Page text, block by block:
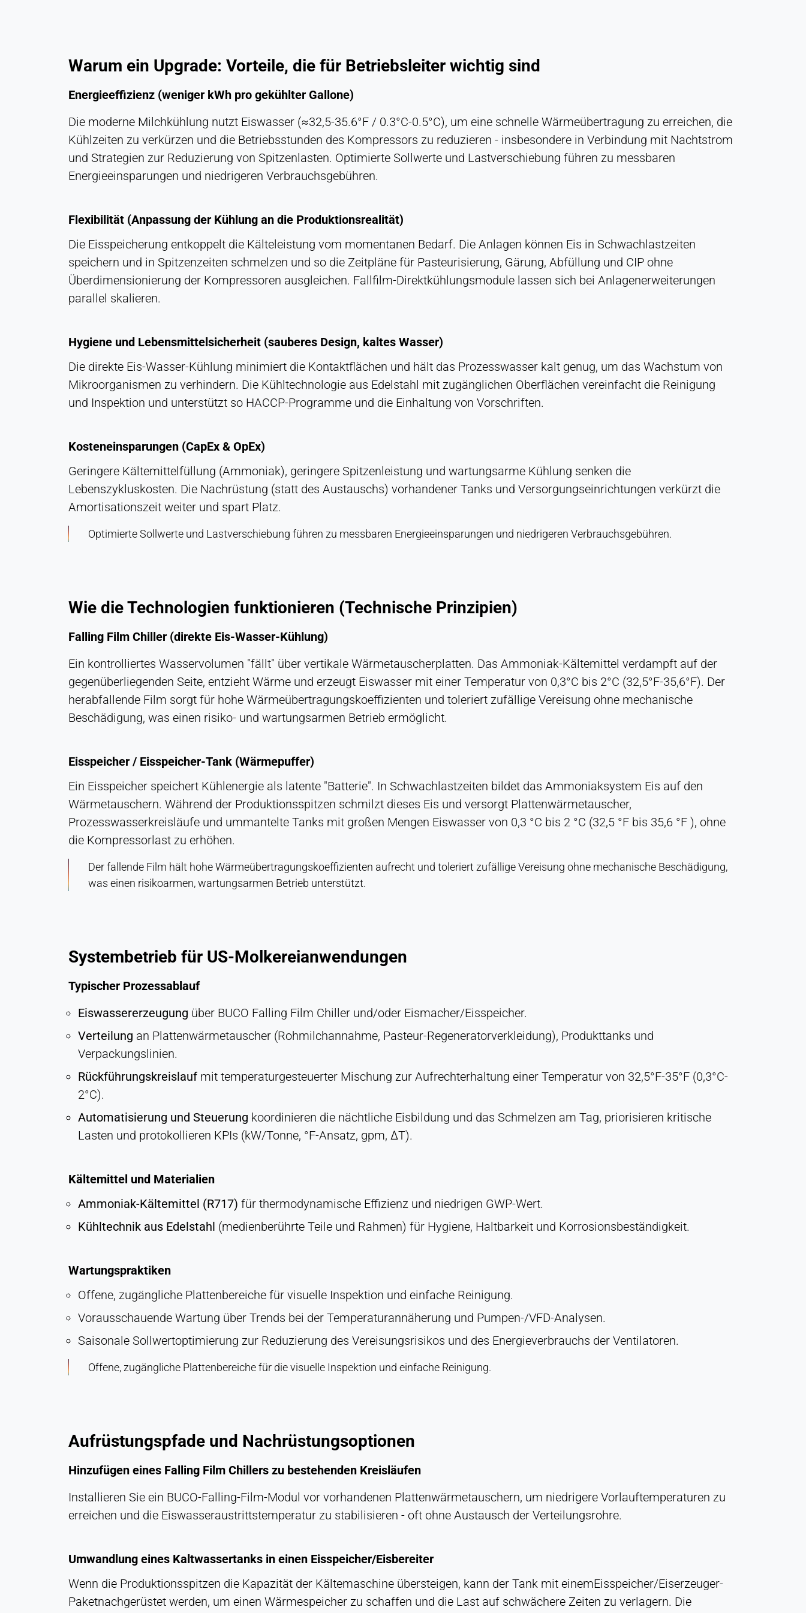
Warum ein Upgrade: Vorteile, die für Betriebsleiter wichtig sind
Energieeffizienz (weniger kWh pro gekühlter Gallone)
Die moderne Milchkühlung nutzt Eiswasser (≈32,5-35.6°F / 0.3°C-0.5°C), um eine schnelle Wärmeübertragung zu erreichen, die
Kühlzeiten zu verkürzen und die Betriebsstunden des Kompressors zu reduzieren - insbesondere in Verbindung mit Nachtstrom
und Strategien zur Reduzierung von Spitzenlasten. Optimierte Sollwerte und Lastverschiebung führen zu messbaren
Energieeinsparungen und niedrigeren Verbrauchsgebühren.
Flexibilität (Anpassung der Kühlung an die Produktionsrealität)
Die Eisspeicherung entkoppelt die Kälteleistung vom momentanen Bedarf. Die Anlagen können Eis in Schwachlastzeiten
speichern und in Spitzenzeiten schmelzen und so die Zeitpläne für Pasteurisierung, Gärung, Abfüllung und CIP ohne
Überdimensionierung der Kompressoren ausgleichen. Fallfilm-Direktkühlungsmodule lassen sich bei Anlagenerweiterungen
parallel skalieren.
Hygiene und Lebensmittelsicherheit (sauberes Design, kaltes Wasser)
Die direkte Eis-Wasser-Kühlung minimiert die Kontaktflächen und hält das Prozesswasser kalt genug, um das Wachstum von
Mikroorganismen zu verhindern. Die Kühltechnologie aus Edelstahl mit zugänglichen Oberflächen vereinfacht die Reinigung
und Inspektion und unterstützt so HACCP-Programme und die Einhaltung von Vorschriften.
Kosteneinsparungen (CapEx & OpEx)
Geringere Kältemittelfüllung (Ammoniak), geringere Spitzenleistung und wartungsarme Kühlung senken die
Lebenszykluskosten. Die Nachrüstung (statt des Austauschs) vorhandener Tanks und Versorgungseinrichtungen verkürzt die
Amortisationszeit weiter und spart Platz.
Optimierte Sollwerte und Lastverschiebung führen zu messbaren Energieeinsparungen und niedrigeren Verbrauchsgebühren.
Wie die Technologien funktionieren (Technische Prinzipien)
Falling Film Chiller (direkte Eis-Wasser-Kühlung)
Ein kontrolliertes Wasservolumen "fällt" über vertikale Wärmetauscherplatten. Das Ammoniak-Kältemittel verdampft auf der
gegenüberliegenden Seite, entzieht Wärme und erzeugt Eiswasser mit einer Temperatur von 0,3°C bis 2°C (32,5°F-35,6°F). Der
herabfallende Film sorgt für hohe Wärmeübertragungskoeffizienten und toleriert zufällige Vereisung ohne mechanische
Beschädigung, was einen risiko- und wartungsarmen Betrieb ermöglicht.
Eisspeicher / Eisspeicher-Tank (Wärmepuffer)
Ein Eisspeicher speichert Kühlenergie als latente "Batterie". In Schwachlastzeiten bildet das Ammoniaksystem Eis auf den
Wärmetauschern. Während der Produktionsspitzen schmilzt dieses Eis und versorgt Plattenwärmetauscher,
Prozesswasserkreisläufe und ummantelte Tanks mit großen Mengen Eiswasser von 0,3 °C bis 2 °C (32,5 °F bis 35,6 °F ), ohne
die Kompressorlast zu erhöhen.
Der fallende Film hält hohe Wärmeübertragungskoeffizienten aufrecht und toleriert zufällige Vereisung ohne mechanische Beschädigung,
was einen risikoarmen, wartungsarmen Betrieb unterstützt.
Systembetrieb für US-Molkereianwendungen
Typischer Prozessablauf
Eiswassererzeugung über BUCO Falling Film Chiller und/oder Eismacher/Eisspeicher.
Verteilung an Plattenwärmetauscher (Rohmilchannahme, Pasteur-Regeneratorverkleidung), Produkttanks und
Verpackungslinien.
Rückführungskreislauf mit temperaturgesteuerter Mischung zur Aufrechterhaltung einer Temperatur von 32,5°F-35°F (0,3°C-
2°C).
Automatisierung und Steuerung koordinieren die nächtliche Eisbildung und das Schmelzen am Tag, priorisieren kritische
Lasten und protokollieren KPIs (kW/Tonne, °F-Ansatz, gpm, ΔT).
Kältemittel und Materialien
Ammoniak-Kältemittel (R717) für thermodynamische Effizienz und niedrigen GWP-Wert.
Kühltechnik aus Edelstahl (medienberührte Teile und Rahmen) für Hygiene, Haltbarkeit und Korrosionsbeständigkeit.
Wartungspraktiken
Offene, zugängliche Plattenbereiche für visuelle Inspektion und einfache Reinigung.
Vorausschauende Wartung über Trends bei der Temperaturannäherung und Pumpen-/VFD-Analysen.
Saisonale Sollwertoptimierung zur Reduzierung des Vereisungsrisikos und des Energieverbrauchs der Ventilatoren.
Offene, zugängliche Plattenbereiche für die visuelle Inspektion und einfache Reinigung.
Aufrüstungspfade und Nachrüstungsoptionen
Hinzufügen eines Falling Film Chillers zu bestehenden Kreisläufen
Installieren Sie ein BUCO-Falling-Film-Modul vor vorhandenen Plattenwärmetauschern, um niedrigere Vorlauftemperaturen zu
erreichen und die Eiswasseraustrittstemperatur zu stabilisieren - oft ohne Austausch der Verteilungsrohre.
Umwandlung eines Kaltwassertanks in einen Eisspeicher/Eisbereiter
Wenn die Produktionsspitzen die Kapazität der Kältemaschine übersteigen, kann der Tank mit einemEisspeicher/Eiserzeuger-
Paketnachgerüstet werden, um einen Wärmespeicher zu schaffen und die Last auf schwächere Zeiten zu verlagern. Die
STATISTIK
Wird verwendet, um zu verstehen, wie die Website
genutzt wird, und um die Leistung und
Benutzerfreundlichkeit zu verbessern. Die Daten
werden anonymisiert verarbeitet.
Anbieter:
Heat Transfer Technology
Zweck:
Statistik
Cookie
VERMARKTUNG
Zur Messung der Marketingeffektivität und zur
Identifizierung geschäftsbezogener Besucher.
bcookie, li_gc, lidc
Anbieter:
LinkedIn Gesellschaft
Zweck:
Konversions-Tracking
_li_id.#, _li_id.#.expires, _li_ses.#,
_li_ses.#.expires,
snowplowOutQueue_#_post2,
Zweck:
Unternehmensidentifikation (B2B)
Cookie
Laufzeit:
Dauerhaft
Hotjar
Name:
Hotjar Ltd.
Analyse des Nutzerverhaltens
Sitzung - 1 Jahr
EXTERNE MEDIEN
Ermöglicht Inhalte von Drittanbietern wie z. B.
Videos. Wenn aktiviert, können technische Daten
an den Anbieter übertragen werden.
Vimeo, Inc.
Eingebetteter Videoinhalt
Laufzeit:
Sitzung - 2 Jahre